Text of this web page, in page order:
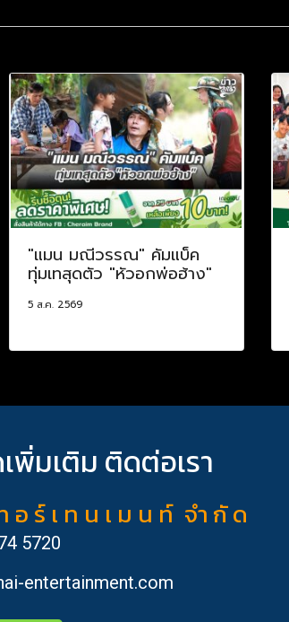
"แมน มณีวรรณ" คัมแบ็ค
ทุ่มเทสุดตัว "หัวอกพ่อฮ้าง"
5 ส.ค. 2569
พิ่มเติม ติดต่อเรา
ร์ เ ท น เ ม น ท์ จำ กั ด
5720
entertainment.com